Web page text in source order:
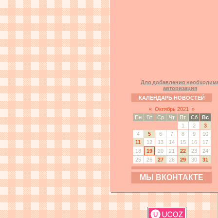
Для добавления
авторизация
КАЛЕНДАРЬ НОВОСТЕЙ
« Октябрь 2021
»
Пн
Вт Ср Чт Пт Сб
Вс
1
2
3
4
5 6 7 8 9
10
11
12 13 14 15 16
17
18
19 20 21 22 23
24
25
26 27 28 29 30 31
МЫ ВКОНТАКТЕ